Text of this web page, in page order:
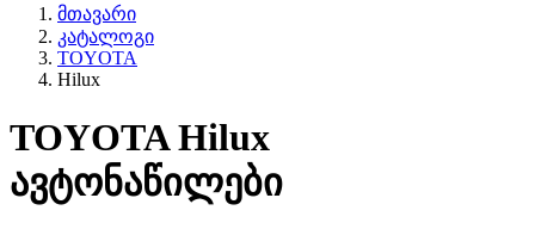
მთავარი
კატალოგი
TOYOTA
Hilux
TOYOTA Hilux
ავტონაწილები